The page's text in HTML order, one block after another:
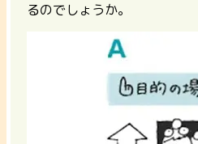
るのでしょうか。